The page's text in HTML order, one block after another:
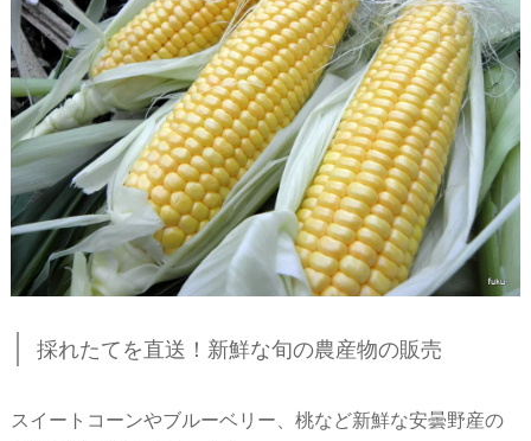
採れたてを直送！新鮮な旬の農産物の販売
スイートコーンやブルーベリー、桃など新鮮な安曇野産の